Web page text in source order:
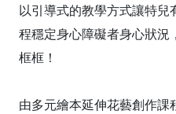
以引導式的教學方式讓特
程穩定身心障礙者身心狀況
框框！
由多元繪本延伸花藝創作